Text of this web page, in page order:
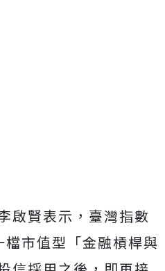
啟賢表示，臺灣指數
市值型「金融槓桿與